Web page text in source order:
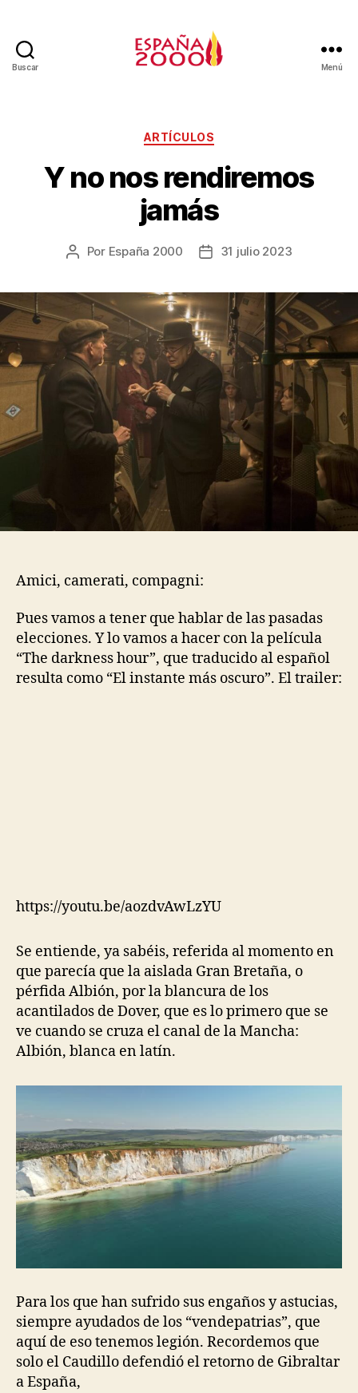
Buscar Menú
ARTÍCULOS
Y no nos rendiremos
jamás
Por España 2000 31 julio 2023
Amici, camerati, compagni:
Pues vamos a tener que hablar de las pasadas
elecciones. Y lo vamos a hacer con la película
“The darkness hour”, que traducido al español
resulta como “El instante más oscuro”. El trailer:
https://youtu.be/aozdvAwLzYU
Se entiende, ya sabéis, referida al momento en
que parecía que la aislada Gran Bretaña, o
pérfida Albión, por la blancura de los
acantilados de Dover, que es lo primero que se
ve cuando se cruza el canal de la Mancha:
Albión, blanca en latín.
Para los que han sufrido sus engaños y astucias,
siempre ayudados de los “vendepatrias”, que
aquí de eso tenemos legión. Recordemos que
solo el Caudillo defendió el retorno de Gibraltar
a España,